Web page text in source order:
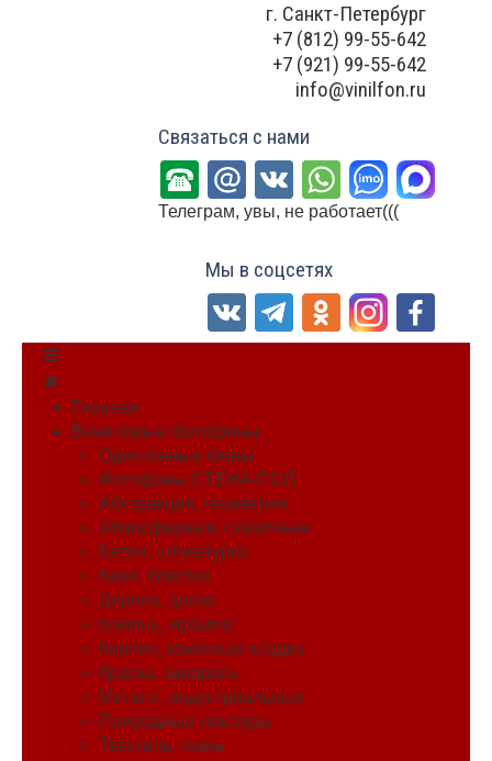
г. Санкт-Петербург
+7 (812) 99-55-642
+7 (921) 99-55-642
info@vinilfon.ru
Связаться с нами
Телеграм, увы, не работает(((
Мы в соцсетях
Главная
Виниловые фотофоны
Однотонные фоны
Фотофоны СТЕНА-ПОЛ
Абстракция, геометрия
Атмосферные, сказочные
Бетон, штукатурка
Боке, блёстки
Дерево, доски
Камень, мрамор
Кирпич, каменная кладка
Краска, акварель
Металл, индустриальные
Природные текстуры
Текстиль, ткань